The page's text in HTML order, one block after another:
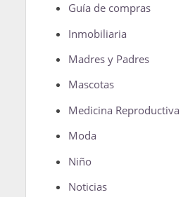
Guía de compras
Inmobiliaria
Madres y Padres
Mascotas
Medicina Reproductiva
Moda
Niño
Noticias